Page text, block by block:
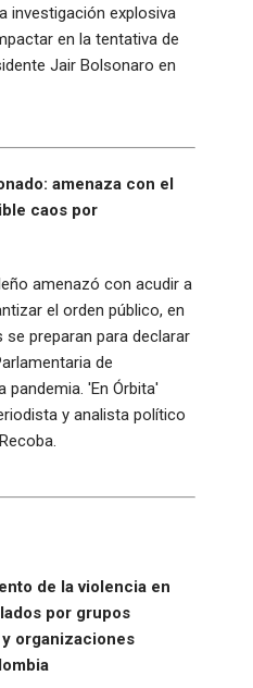
investigación explosiva
en la tentativa de
Jair Bolsonaro en
amenaza con el
caos por
amenazó con acudir a
el orden público, en
preparan para declarar
de
pandemia. 'En Órbita'
y analista político
de la violencia en
por grupos
organizaciones